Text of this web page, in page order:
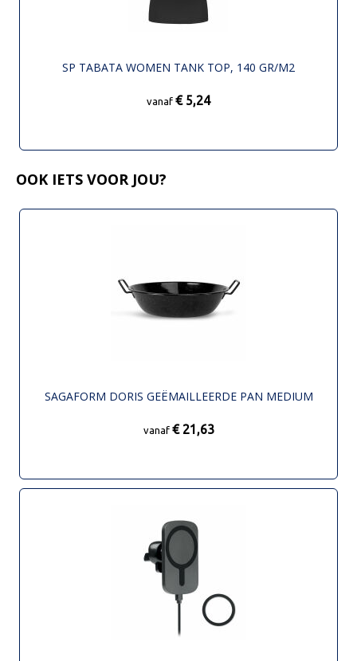
SP TABATA WOMEN TANK TOP, 140 GR/M2
vanaf € 5,24
OOK IETS VOOR JOU?
SAGAFORM DORIS GEËMAILLEERDE PAN MEDIUM
vanaf € 21,63